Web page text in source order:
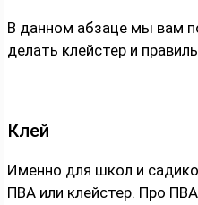
В данном абзаце мы вам
делать клейстер и
Клей
Именно для школ и
ПВА или клейстер. Про